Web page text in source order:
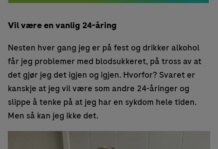
Vil være en vanlig 24-åring
Nesten hver gang jeg er på fest og drikker alkohol
får jeg problemer med blodsukkeret, på tross av at
det gjør jeg det igjen og igjen. Hvorfor? Svaret er
kanskje at jeg vil være som andre 24-åringer og
slippe å tenke på at jeg har en sykdom hele tiden.
Men så kan jeg ikke det.